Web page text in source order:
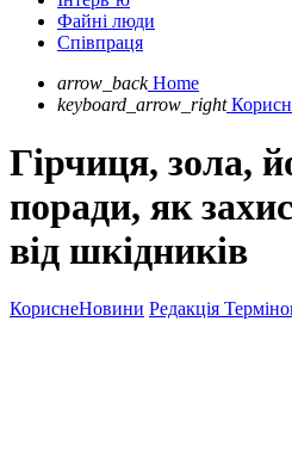
Файні люди
Співпраця
arrow_back Home
keyboard_arrow_right
Гірчиця, зола,
поради, як
від шкідників
КориснеНовини Редакція